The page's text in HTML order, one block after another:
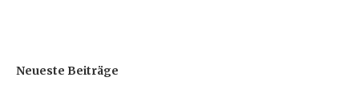
Neueste Beiträge